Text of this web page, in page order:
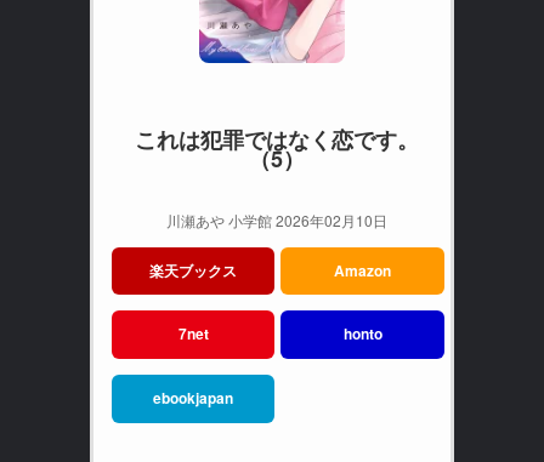
これは犯罪ではなく恋です。
（5）
川瀬あや 小学館 2026年02月10日
楽天ブックス Amazon
7net honto
ebookjapan